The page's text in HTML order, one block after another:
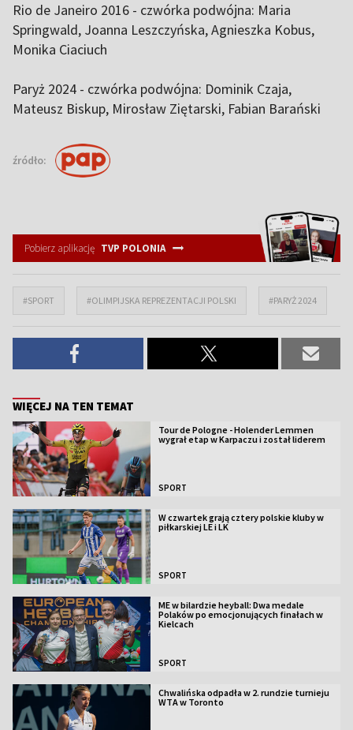
Rio de Janeiro 2016 - czwórka podwójna: Maria
Springwald, Joanna Leszczyńska, Agnieszka Kobus,
Monika Ciaciuch
Paryż 2024 - czwórka podwójna: Dominik Czaja,
Mateusz Biskup, Mirosław Ziętarski, Fabian Barański
źródło:
Pobierz aplikację TVP POLONIA
#SPORT #OLIMPIJSKA REPREZENTACJI POLSKI #PARYŻ 2024
WIĘCEJ NA TEN TEMAT
Tour de Pologne - Holender Lemmen
wygrał etap w Karpaczu i został liderem
SPORT
W czwartek grają cztery polskie kluby w
piłkarskiej LE i LK
SPORT
ME w bilardzie heyball: Dwa medale
Polaków po emocjonujących finałach w
Kielcach
SPORT
Chwalińska odpadła w 2. rundzie turnieju
WTA w Toronto